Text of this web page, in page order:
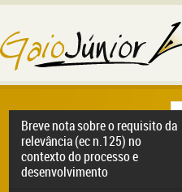
Breve nota sobre o requisito da
relevância (ec n.125) no
contexto do processo e
desenvolvimento